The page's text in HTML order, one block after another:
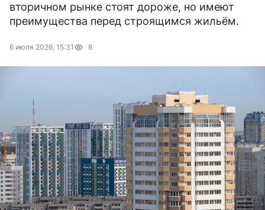
вторичном рынке стоят дороже, но имеют
преимущества перед строящимся жильём.
6 июля 2026, 15:31 8